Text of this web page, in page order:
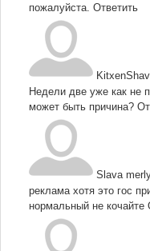
пожалуйста. Ответить
Недели две уже как не
может быть причина?
Slava
реклама хотя это гос
нормальный не кочайте